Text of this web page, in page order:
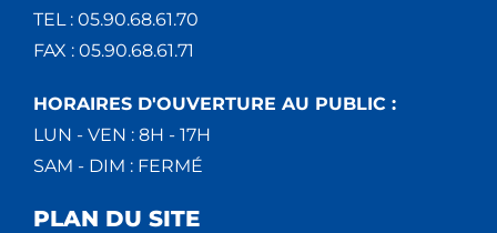
TEL : 05.90.68.61.70
FAX : 05.90.68.61.71
HORAIRES D'OUVERTURE AU PUBLIC :
LUN - VEN : 8H - 17H
SAM - DIM : FERMÉ
PLAN DU SITE